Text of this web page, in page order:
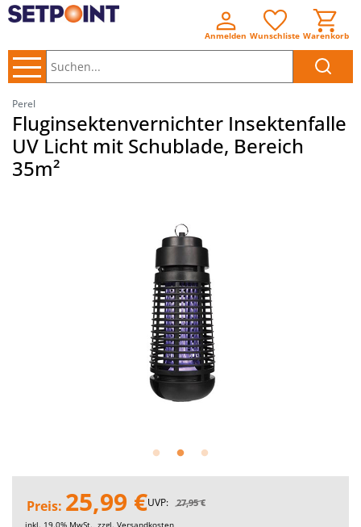
Anmelden Wunschliste Warenkorb
Perel
Fluginsektenvernichter Insektenfalle
UV Licht mit Schublade, Bereich
35m²
Preis: 25,99 €UVP: 27,95 €
inkl. 19.0% MwSt., zzgl. Versandkosten